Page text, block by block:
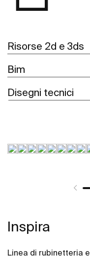
Risorse 2d e 3ds
Bim
Disegni tecnici
Inspira
Linea di rubinetteria